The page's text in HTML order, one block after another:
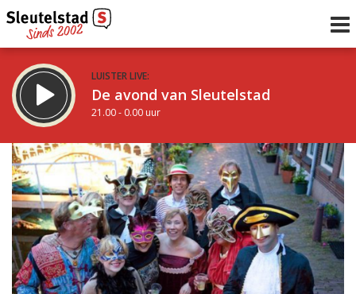
LUISTER LIVE:
De avond van Sleutelstad
21.00 - 0.00 uur
STRAKS:
De nacht van Sleutelstad
0.00 - 6.00 uur
Vorig uur
uur 1 van 0 Volgend uur
Inklappen